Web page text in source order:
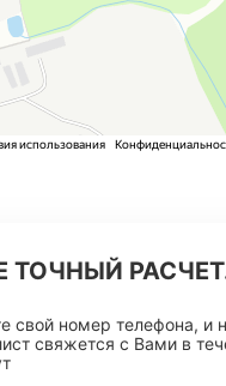
ТОЧНЫЙ
свой номер телефона, и
свяжется с Вами в